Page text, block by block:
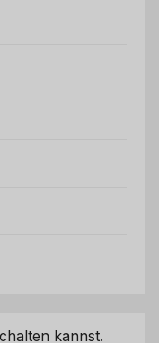
kannst.